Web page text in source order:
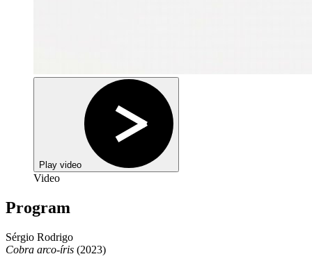
Play video
Video
Program
Sérgio Rodrigo
Cobra arco-íris (2023)